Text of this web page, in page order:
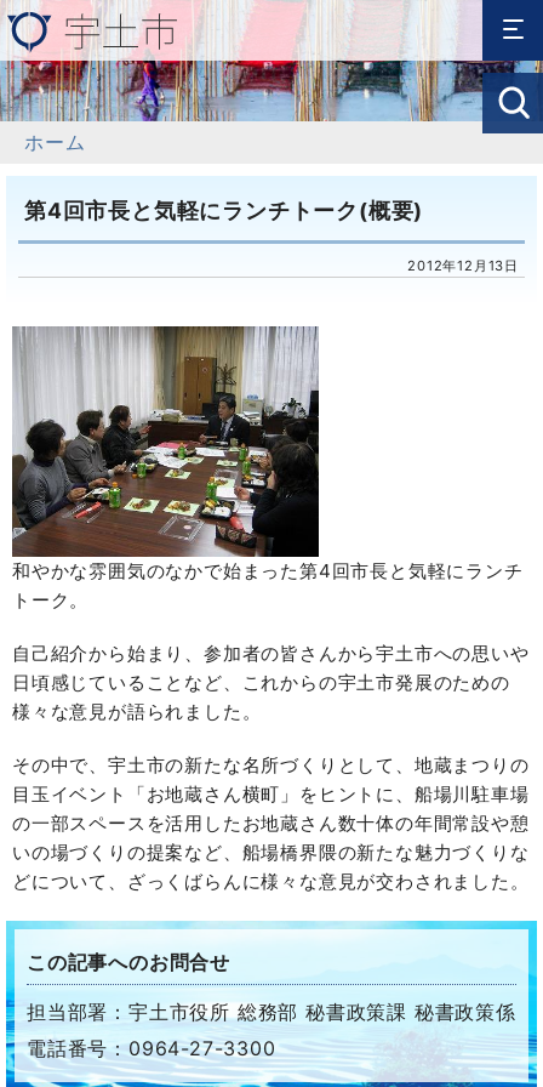
ホーム
第4回市長と気軽にランチトーク(概要)
2012年12月13日
和やかな雰囲気のなかで始まった第4回市長と気軽にランチ
トーク。
自己紹介から始まり、参加者の皆さんから宇土市への思いや
日頃感じていることなど、これからの宇土市発展のための
様々な意見が語られました。
その中で、宇土市の新たな名所づくりとして、地蔵まつりの
目玉イベント「お地蔵さん横町」をヒントに、船場川駐車場
の一部スペースを活用したお地蔵さん数十体の年間常設や憩
いの場づくりの提案など、船場橋界隈の新たな魅力づくりな
どについて、ざっくばらんに様々な意見が交わされました。
この記事へのお問合せ
担当部署：宇土市役所 総務部 秘書政策課 秘書政策係
電話番号：0964-27-3300